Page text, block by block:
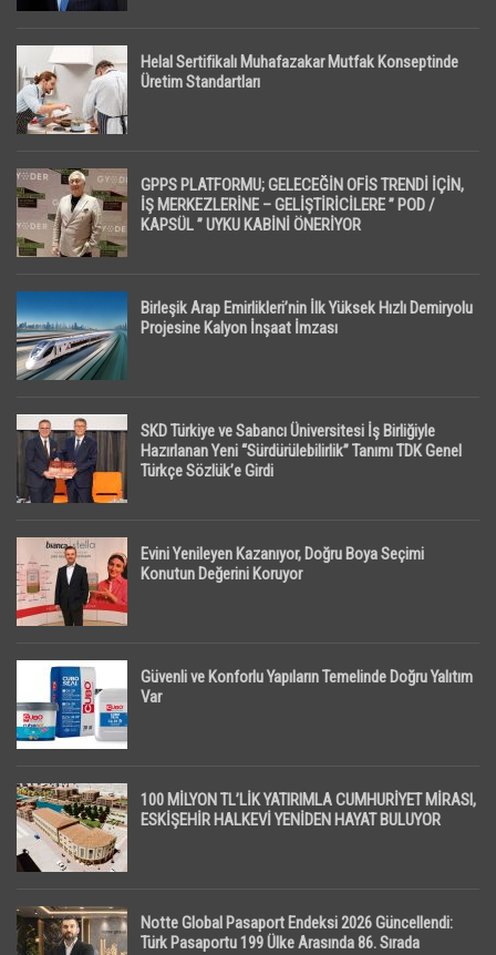
Helal Sertifikalı Muhafazakar Mutfak Konseptinde
Üretim Standartları
GPPS PLATFORMU; GELECEĞİN OFİS TRENDİ İÇİN,
İŞ MERKEZLERİNE – GELİŞTİRİCİLERE ” POD /
KAPSÜL ” UYKU KABİNİ ÖNERİYOR
Birleşik Arap Emirlikleri’nin İlk Yüksek Hızlı Demiryolu
Projesine Kalyon İnşaat İmzası
SKD Türkiye ve Sabancı Üniversitesi İş Birliğiyle
Hazırlanan Yeni “Sürdürülebilirlik” Tanımı TDK Genel
Türkçe Sözlük’e Girdi
Evini Yenileyen Kazanıyor, Doğru Boya Seçimi
Konutun Değerini Koruyor
Güvenli ve Konforlu Yapıların Temelinde Doğru Yalıtım
Var
100 MİLYON TL’LİK YATIRIMLA CUMHURİYET MİRASI,
ESKİŞEHİR HALKEVİ YENİDEN HAYAT BULUYOR
Notte Global Pasaport Endeksi 2026 Güncellendi:
Türk Pasaportu 199 Ülke Arasında 86. Sırada